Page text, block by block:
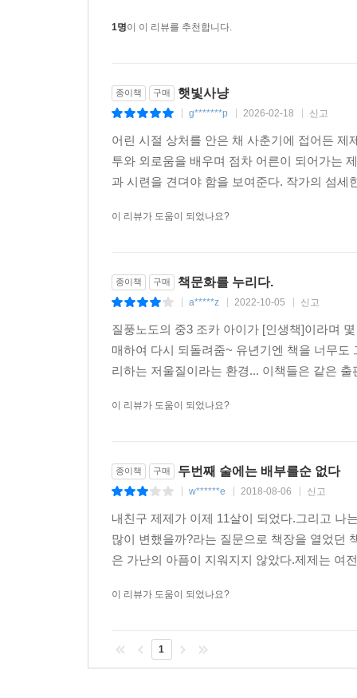
1명이 이 리뷰를 추천합니다.
종이책 구매 햇빛사냥
g*******p 2026-02-18 신고
어린 시절 상처를 안은 채 사춘기에 접어든
투와 외로움을 배우며 점차 어른이 되어가는
과 시련을 견뎌야 함을 보여준다. 작가의 섬
이 리뷰가 도움이 되었나요?
종이책 구매 책문화를 누리다.
a*****z 2022-10-05 신고
질풍노도의 중3 조카 아이가 [인생책]이라며
매하여 다시 되돌려줌~ 유년기엔 책을 너무
리하는 저울질이라는 환경... 이책들은 같은
이 리뷰가 도움이 되었나요?
종이책 구매 두번째 술에는 배부를순 없다
w******e 2018-08-06 신고
내친구 제제가 이제 11살이 되었다.그리고 나
많이 변했을까?라는 질문으로 책장을 열었던
은 가난의 아픔이 지워지지 않았다.제제는 여
이 리뷰가 도움이 되었나요?
1